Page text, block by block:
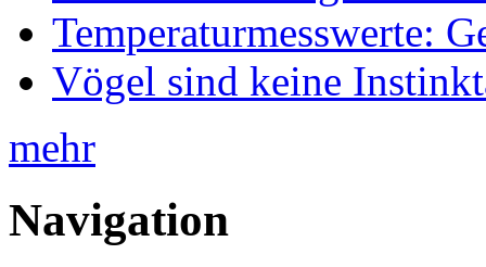
Temperaturmesswerte:
Vögel sind keine
mehr
Navigation